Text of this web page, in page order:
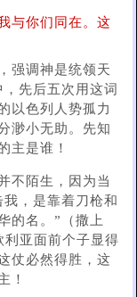
与你们同在。这
强调神是统领天
先后五次用这词
以色列人势孤力
渺小无助。先知
主是谁！
不陌生，因为当
，是靠着刀枪和
的名。”（撒上
亚面前个子显得
仗必然得胜，这
！